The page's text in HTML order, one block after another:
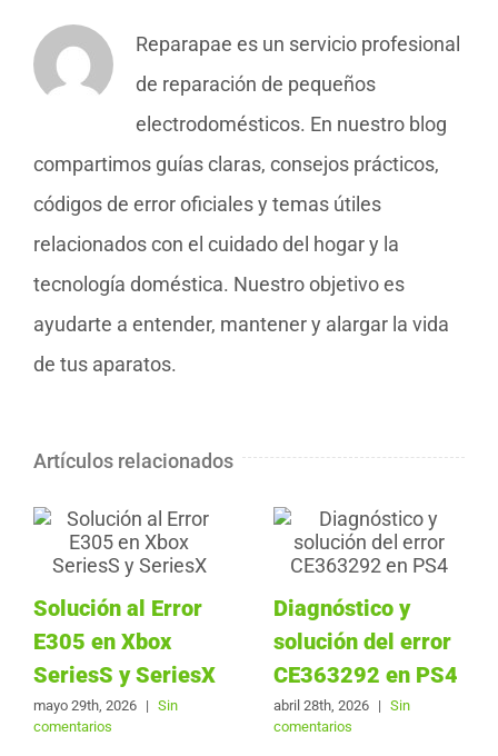
Reparapae es un servicio profesional
de reparación de pequeños
electrodomésticos. En nuestro blog
compartimos guías claras, consejos prácticos,
códigos de error oficiales y temas útiles
relacionados con el cuidado del hogar y la
tecnología doméstica. Nuestro objetivo es
ayudarte a entender, mantener y alargar la vida
de tus aparatos.
Artículos relacionados
Solución al Error
E305 en Xbox
SeriesS y SeriesX
mayo 29th, 2026 | Sin
comentarios
Diagnóstico y
solución del error
CE363292 en PS4
abril 28th, 2026 | Sin
comentarios